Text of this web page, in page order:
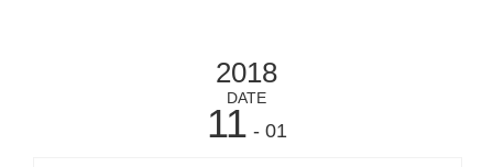
2018
DATE
11 - 01